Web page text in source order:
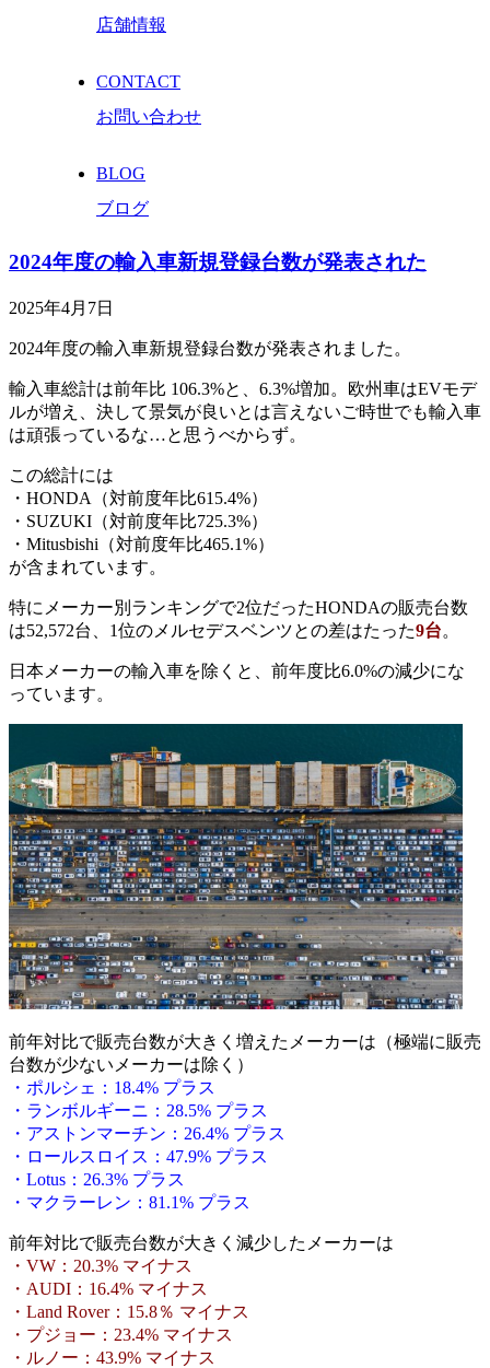
店舗情報
CONTACT
お問い合わせ
BLOG
ブログ
2024年度の輸入車新規登録台数が発表された
2025年4月7日
2024年度の輸入車新規登録台数が発表されました。
輸入車総計は前年比 106.3%と、6.3%増加。欧州車はEVモデ
ルが増え、決して景気が良いとは言えないご時世でも輸入車
は頑張っているな…と思うべからず。
この総計には
・HONDA（対前度年比615.4%）
・SUZUKI（対前度年比725.3%）
・Mitusbishi（対前度年比465.1%）
が含まれています。
特にメーカー別ランキングで2位だったHONDAの販売台数
は52,572台、1位のメルセデスベンツとの差はたった9台。
日本メーカーの輸入車を除くと、前年度比6.0%の減少にな
っています。
前年対比で販売台数が大きく増えたメーカーは（極端に販売
台数が少ないメーカーは除く）
・ポルシェ：18.4% プラス
・ランボルギーニ：28.5% プラス
・アストンマーチン：26.4% プラス
・ロールスロイス：47.9% プラス
・Lotus：26.3% プラス
・マクラーレン：81.1% プラス
前年対比で販売台数が大きく減少したメーカーは
・VW：20.3% マイナス
・AUDI：16.4% マイナス
・Land Rover：15.8％ マイナス
・プジョー：23.4% マイナス
・ルノー：43.9% マイナス